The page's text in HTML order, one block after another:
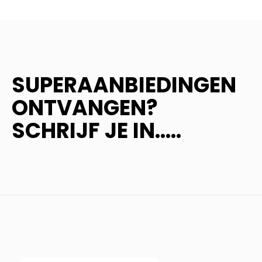
SUPERAANBIEDINGEN
ONTVANGEN?
SCHRIJF JE IN.....